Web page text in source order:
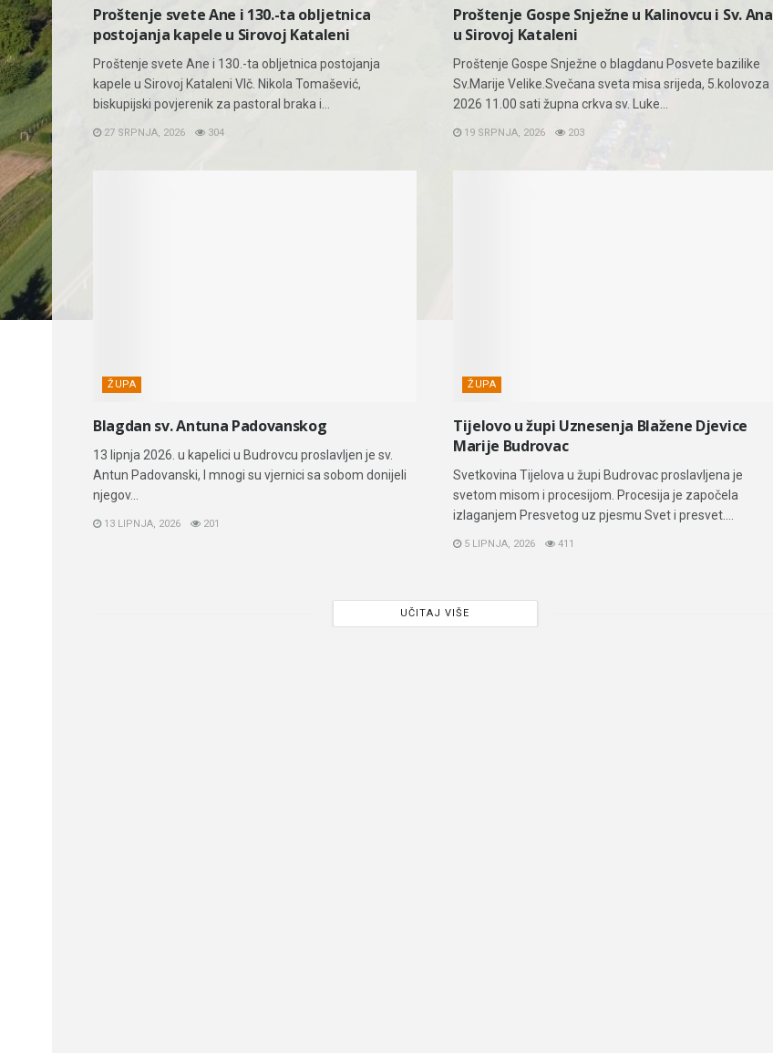
Proštenje svete Ane i 130.-ta obljetnica
postojanja kapele u Sirovoj Kataleni
Proštenje svete Ane i 130.-ta obljetnica postojanja
kapele u Sirovoj Kataleni Vlč. Nikola Tomašević,
biskupijski povjerenik za pastoral braka i...
27 SRPNJA, 2026 304
Proštenje Gospe Snježne u Kalinovcu i Sv. Ana
u Sirovoj Kataleni
Proštenje Gospe Snježne o blagdanu Posvete bazilike
Sv.Marije Velike.Svečana sveta misa srijeda, 5.kolovoza
2026 11.00 sati župna crkva sv. Luke...
19 SRPNJA, 2026 203
ŽUPA
Blagdan sv. Antuna Padovanskog
13 lipnja 2026. u kapelici u Budrovcu proslavljen je sv.
Antun Padovanski, I mnogi su vjernici sa sobom donijeli
njegov...
13 LIPNJA, 2026 201
ŽUPA
Tijelovo u župi Uznesenja Blažene Djevice
Marije Budrovac
Svetkovina Tijelova u župi Budrovac proslavljena je
svetom misom i procesijom. Procesija je započela
izlaganjem Presvetog uz pjesmu Svet i presvet....
5 LIPNJA, 2026 411
UČITAJ VIŠE